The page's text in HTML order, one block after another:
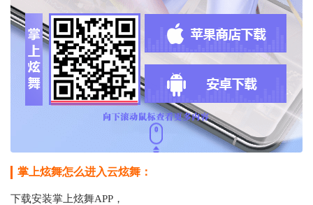
掌上炫舞怎么进入云炫舞：
下载安装掌上炫舞APP，